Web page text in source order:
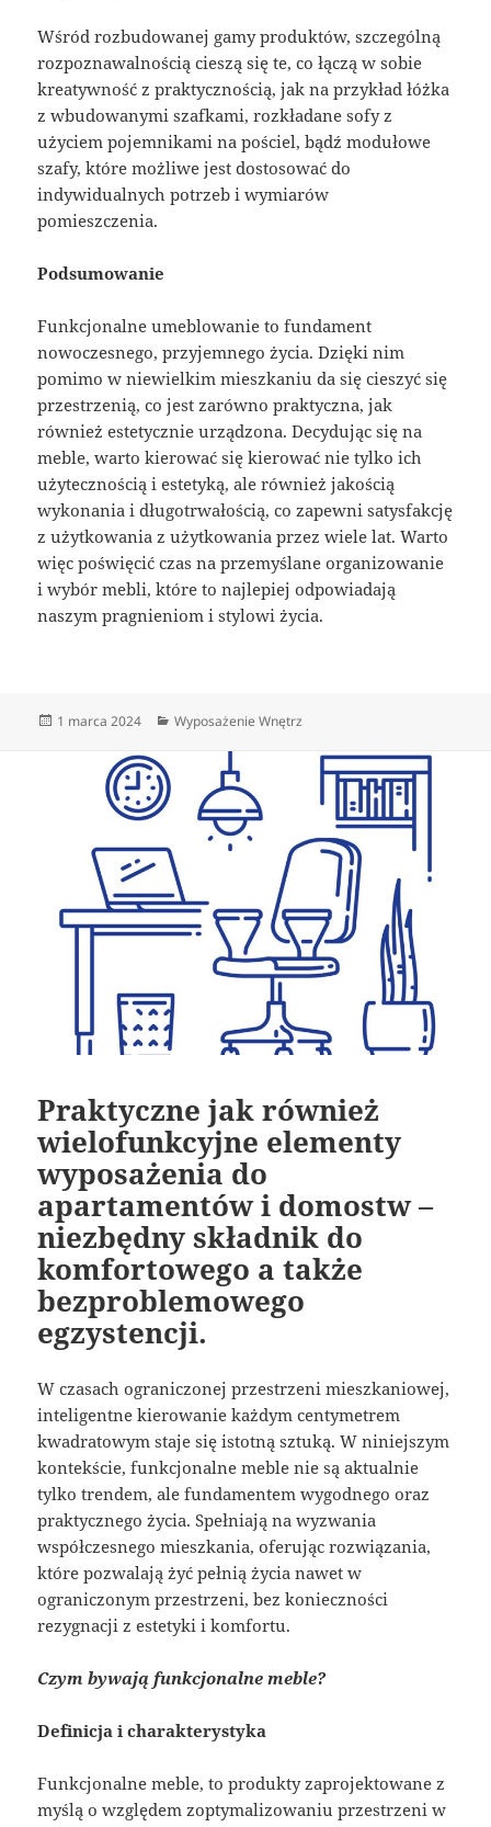
Wśród rozbudowanej gamy produktów, szczególną
rozpoznawalnością cieszą się te, co łączą w sobie
kreatywność z praktycznością, jak na przykład łóżka
z wbudowanymi szafkami, rozkładane sofy z
użyciem pojemnikami na pościel, bądź modułowe
szafy, które możliwe jest dostosować do
indywidualnych potrzeb i wymiarów
pomieszczenia.
Podsumowanie
Funkcjonalne umeblowanie to fundament
nowoczesnego, przyjemnego życia. Dzięki nim
pomimo w niewielkim mieszkaniu da się cieszyć się
przestrzenią, co jest zarówno praktyczna, jak
również estetycznie urządzona. Decydując się na
meble, warto kierować się kierować nie tylko ich
użytecznością i estetyką, ale również jakością
wykonania i długotrwałością, co zapewni satysfakcję
z użytkowania z użytkowania przez wiele lat. Warto
więc poświęcić czas na przemyślane organizowanie
i wybór mebli, które to najlepiej odpowiadają
naszym pragnieniom i stylowi życia.
Data
1 marca 2024 Kategorie
Wyposażenie Wnętrz
Praktyczne jak również
wielofunkcyjne elementy
wyposażenia do
apartamentów i domostw –
niezbędny składnik do
komfortowego a także
bezproblemowego
egzystencji.
W czasach ograniczonej przestrzeni mieszkaniowej,
inteligentne kierowanie każdym centymetrem
kwadratowym staje się istotną sztuką. W niniejszym
kontekście, funkcjonalne meble nie są aktualnie
tylko trendem, ale fundamentem wygodnego oraz
praktycznego życia. Spełniają na wyzwania
współczesnego mieszkania, oferując rozwiązania,
które pozwalają żyć pełnią życia nawet w
ograniczonym przestrzeni, bez konieczności
rezygnacji z estetyki i komfortu.
Czym bywają funkcjonalne meble?
Definicja i charakterystyka
Funkcjonalne meble, to produkty zaprojektowane z
myślą o względem zoptymalizowaniu przestrzeni w